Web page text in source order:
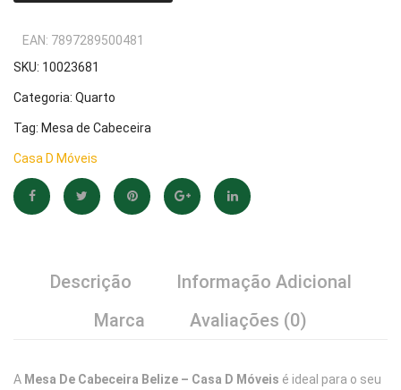
SKU: 10023681
Categoria: Quarto
Tag: Mesa de Cabeceira
Casa D Móveis
EAN: 7897289500481
Descrição
Informação Adicional
Marca
Avaliações (0)
A Mesa De Cabeceira Belize – Casa D Móveis é ideal para o seu